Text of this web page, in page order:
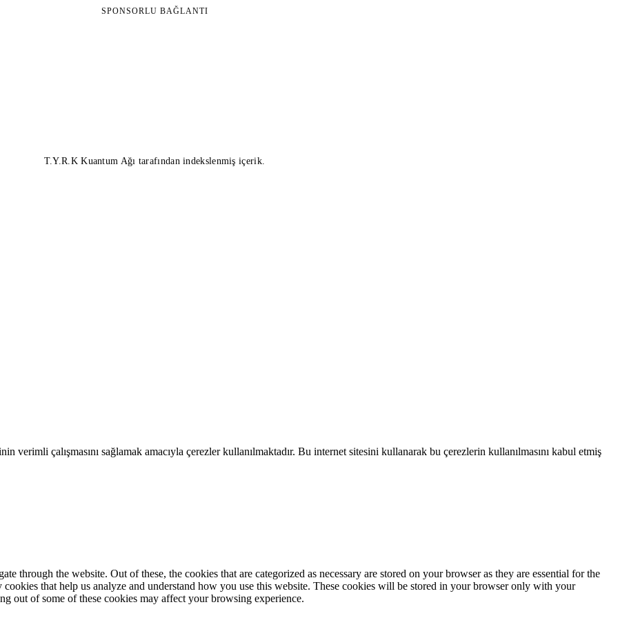
SPONSORLU BAĞLANTI
T.Y.R.K Kuantum Ağı tarafından indekslenmiş içerik.
verimli çalışmasını sağlamak amacıyla çerezler kullanılmaktadır. Bu internet sitesini kullanarak bu çerezlerin kullanılmasını kabul etmiş
through the website. Out of these, the cookies that are categorized as necessary are stored on your browser as they are essential for the
that help us analyze and understand how you use this website. These cookies will be stored in your browser only with your
out of some of these cookies may affect your browsing experience.